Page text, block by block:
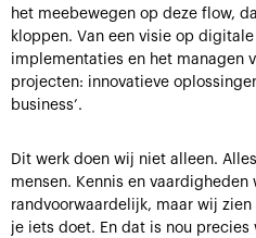
het meebewegen op deze flow,
kloppen. Van een visie op
implementaties en het managen
projecten: innovatieve
business’.
Dit werk doen wij niet alleen.
mensen. Kennis en
randvoorwaardelijk, maar wij
je iets doet. En dat is nou